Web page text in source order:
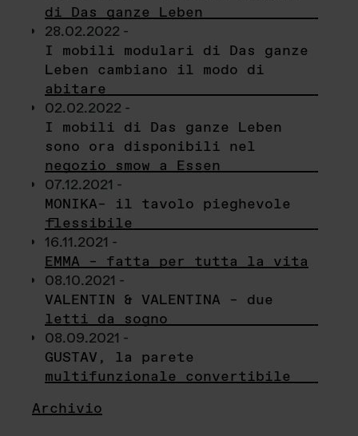
di Das ganze Leben
28.02.2022 -
I mobili modulari di Das ganze
Leben cambiano il modo di
abitare
02.02.2022 -
I mobili di Das ganze Leben
sono ora disponibili nel
negozio smow a Essen
07.12.2021 -
MONIKA– il tavolo pieghevole
flessibile
16.11.2021 -
EMMA – fatta per tutta la vita
08.10.2021 -
VALENTIN & VALENTINA – due
letti da sogno
08.09.2021 -
GUSTAV, la parete
multifunzionale convertibile
Archivio